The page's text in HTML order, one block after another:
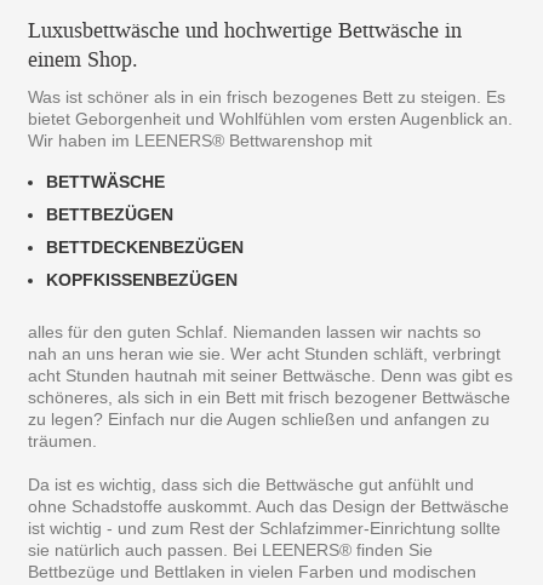
Luxusbettwäsche und hochwertige Bettwäsche in
einem Shop.
Was ist schöner als in ein frisch bezogenes Bett zu steigen. Es
bietet Geborgenheit und Wohlfühlen vom ersten Augenblick an.
Wir haben im LEENERS® Bettwarenshop mit
BETTWÄSCHE
BETTBEZÜGEN
BETTDECKENBEZÜGEN
KOPFKISSENBEZÜGEN
alles für den guten Schlaf. Niemanden lassen wir nachts so
nah an uns heran wie sie. Wer acht Stunden schläft, verbringt
acht Stunden hautnah mit seiner Bettwäsche. Denn was gibt es
schöneres, als sich in ein Bett mit frisch bezogener Bettwäsche
zu legen? Einfach nur die Augen schließen und anfangen zu
träumen.
Da ist es wichtig, dass sich die Bettwäsche gut anfühlt und
ohne Schadstoffe auskommt. Auch das Design der Bettwäsche
ist wichtig - und zum Rest der Schlafzimmer-Einrichtung sollte
sie natürlich auch passen. Bei LEENERS® finden Sie
Bettbezüge und Bettlaken in vielen Farben und modischen